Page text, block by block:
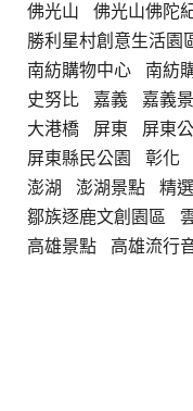
佛光山
佛光山佛陀
勝利星村創意生活園
南紡購物中心
南紡
史努比
嘉義 嘉義
大港橋
屏東 屏東
屏東縣民公園
彰化
澎湖
澎湖景點 精
鄒族逐鹿文創園區
高雄景點
高雄流行